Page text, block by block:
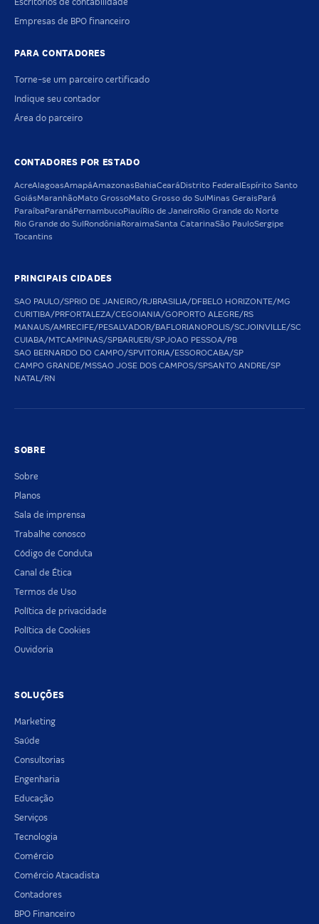
Escritórios de contabilidade
Empresas de BPO financeiro
PARA CONTADORES
Torne-se um parceiro certificado
Indique seu contador
Área do parceiro
CONTADORES POR ESTADO
AcreAlagoasAmapáAmazonas BahiaCeará Distrito Federal Espírito Santo
GoiásMaranhãoMato GrossoMato Grosso do Sul Minas Gerais Pará
Paraíba Paraná PernambucoPiauíRio de JaneiroRio Grande do Norte
Rio Grande do Sul Rondônia RoraimaSanta CatarinaSão PauloSergipe
Tocantins
PRINCIPAIS CIDADES
SAO PAULO/SPRIO DE JANEIRO/RJBRASILIA/DFBELO HORIZONTE/MG
CURITIBA/PRFORTALEZA/CEGOIANIA/GOPORTO ALEGRE/RS
MANAUS/AMRECIFE/PESALVADOR/BAFLORIANOPOLIS/SCJOINVILLE/SC
CUIABA/MTCAMPINAS/SPBARUERI/SPJOAO PESSOA/PB
SAO BERNARDO DO CAMPO/SPVITORIA/ESSOROCABA/SP
CAMPO GRANDE/MSSAO JOSE DOS CAMPOS/SPSANTO ANDRE/SP
NATAL/RN
SOBRE
Sobre
Planos
Sala de imprensa
Trabalhe conosco
Código de Conduta
Canal de Ética
Termos de Uso
Política de privacidade
Política de Cookies
Ouvidoria
SOLUÇÕES
Marketing
Saúde
Consultorias
Engenharia
Educação
Serviços
Tecnologia
Comércio
Comércio Atacadista
Contadores
BPO Financeiro